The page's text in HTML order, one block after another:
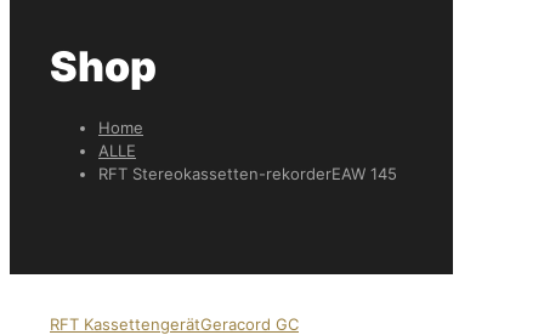
Shop
Home
ALLE
RFT Stereokassetten-rekorderEAW 145
RFT KassettengerätGeracord GC